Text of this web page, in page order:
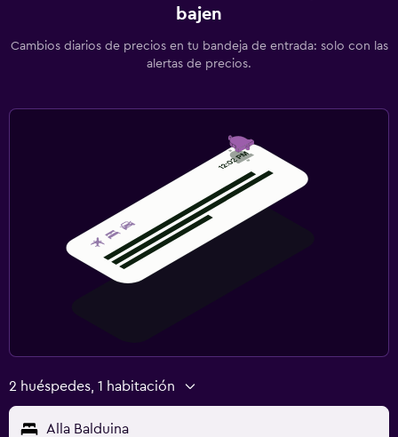
bajen
Cambios diarios de precios en tu bandeja de entrada: solo con las
alertas de precios.
2 huéspedes, 1 habitación
Alla Balduina